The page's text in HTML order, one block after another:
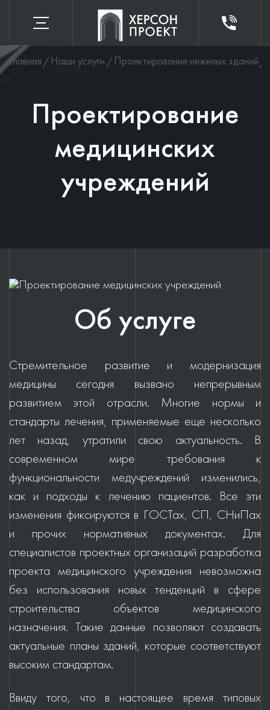
Главная Наши услуги Проектирование нежилых зданий
Проектирование
медицинских
учреждений
Об услуге
Стремительное развитие и модернизация
медицины сегодня вызвано непрерывным
развитием этой отрасли. Многие нормы и
стандарты лечения, применяемые еще несколько
лет назад, утратили свою актуальность. В
современном мире требования к
функциональности медучреждений изменились,
как и подходы к лечению пациентов. Все эти
изменения фиксируются в ГОСТах, СП, СНиПах
и прочих нормативных документах. Для
специалистов проектных организаций разработка
проекта медицинского учреждения невозможна
без использования новых тенденций в сфере
строительства объектов медицинского
назначения. Такие данные позволяют создавать
актуальные планы зданий, которые соответствуют
высоким стандартам.
Ввиду того, что в настоящее время типовых